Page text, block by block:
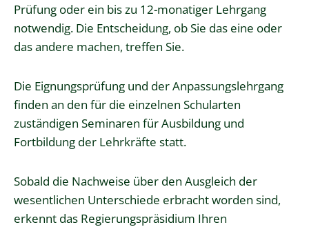
Prüfung oder ein bis zu 12-monatiger Lehrgang
notwendig. Die Entscheidung, ob Sie das eine oder
das andere machen, treffen Sie.
Die Eignungsprüfung und der Anpassungslehrgang
finden an den für die einzelnen Schularten
zuständigen Seminaren für Ausbildung und
Fortbildung der Lehrkräfte statt.
Sobald die Nachweise über den Ausgleich der
wesentlichen Unterschiede erbracht worden sind,
erkennt das Regierungspräsidium Ihren